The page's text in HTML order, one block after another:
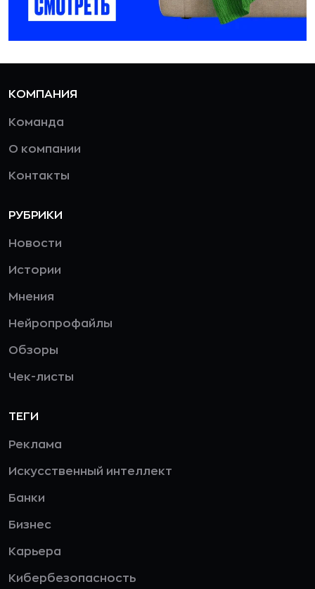
КОМПАНИЯ
Команда
О компании
Контакты
РУБРИКИ
Новости
Истории
Мнения
Нейропрофайлы
Обзоры
Чек-листы
ТЕГИ
Реклама
Искусственный интеллект
Банки
Бизнес
Карьера
Кибербезопасность